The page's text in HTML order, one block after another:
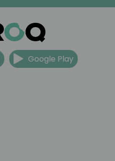
Google Play